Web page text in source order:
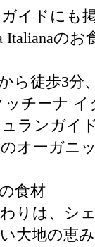
イドにも
Italianaのお
ら徒歩3分
ッチーナ イ
ランガイ
オーガニ
食材
りは、シ
大地の恵